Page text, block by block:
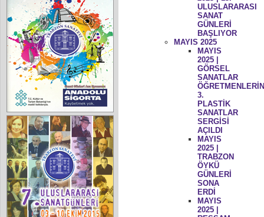
ULUSLARARASI
SANAT
GÜNLERİ
BAŞLIYOR
MAYIS 2025
MAYIS
2025 |
GÖRSEL
SANATLAR
3.
PLASTİK
SANATLAR
SERGİSİ
AÇILDI
MAYIS
2025 |
TRABZON
ÖYKÜ
GÜNLERİ
SONA
ERDİ
MAYIS
2025 |